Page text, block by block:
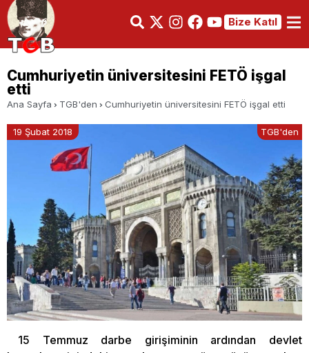
Bize Katıl
Cumhuriyetin üniversitesini FETÖ işgal
etti
Ana Sayfa TGB'den Cumhuriyetin üniversitesini FETÖ işgal etti
19 Şubat 2018 TGB'den
15 Temmuz darbe girişiminin ardından devlet